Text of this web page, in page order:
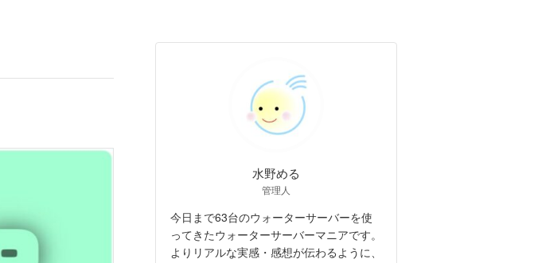
水野める
管理人
今日まで63台のウォーターサーバーを使
ってきたウォーターサーバーマニアです。
よりリアルな実感・感想が伝わるように、